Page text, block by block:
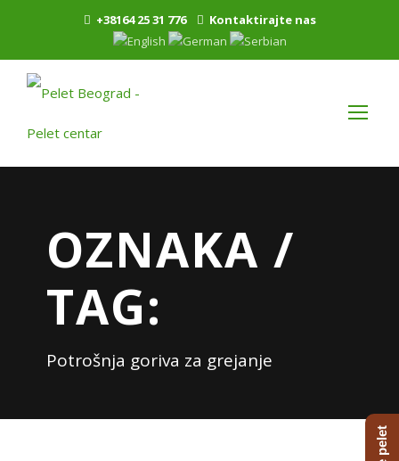
+38164 25 31 776 Kontaktirajte nas
OZNAKA /
TAG:
Potrošnja goriva za grejanje